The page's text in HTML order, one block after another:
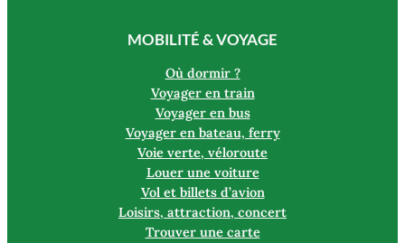
MOBILITÉ & VOYAGE
Où dormir ?
Voyager en train
Voyager en bus
Voyager en bateau, ferry
Voie verte, véloroute
Louer une voiture
Vol et billets d’avion
Loisirs, attraction, concert
Trouver une carte